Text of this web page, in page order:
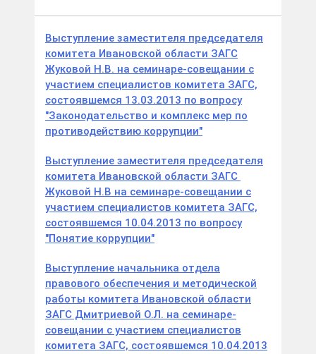
Выступление заместителя председателя
комитета Ивановской области ЗАГС
Жуковой Н.В. на семинаре-совещании с
участием специалистов комитета ЗАГС,
состоявшемся 13.03.2013 по вопросу
"Законодательство и комплекс мер по
противодействию коррупции"
Выступление заместителя председателя
комитета Ивановской области ЗАГС
Жуковой Н.В на семинаре-совещании с
участием специалистов комитета ЗАГС,
состоявшемся 10.04.2013 по вопросу
"Понятие коррупции"
Выступление начальника отдела
правового обеспечения и методической
работы комитета Ивановской области
ЗАГС Дмитриевой О.Л. на семинаре-
совещании с участием специалистов
комитета ЗАГС, состоявшемся 10.04.2013